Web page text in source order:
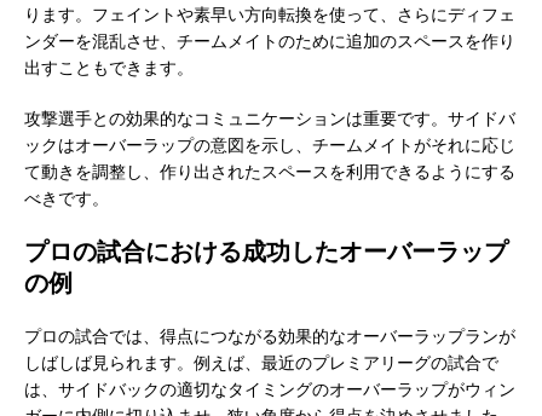
ります。フェイントや素早い方向転換を使って、さらにディフェ
ンダーを混乱させ、チームメイトのために追加のスペースを作り
出すこともできます。
攻撃選手との効果的なコミュニケーションは重要です。サイドバ
ックはオーバーラップの意図を示し、チームメイトがそれに応じ
て動きを調整し、作り出されたスペースを利用できるようにする
べきです。
プロの試合における成功したオーバーラップ
の例
プロの試合では、得点につながる効果的なオーバーラップランが
しばしば見られます。例えば、最近のプレミアリーグの試合で
は、サイドバックの適切なタイミングのオーバーラップがウィン